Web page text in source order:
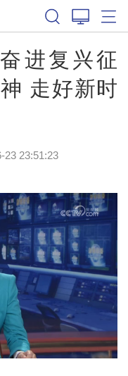
进复兴征
走好新时
23 23:51:23